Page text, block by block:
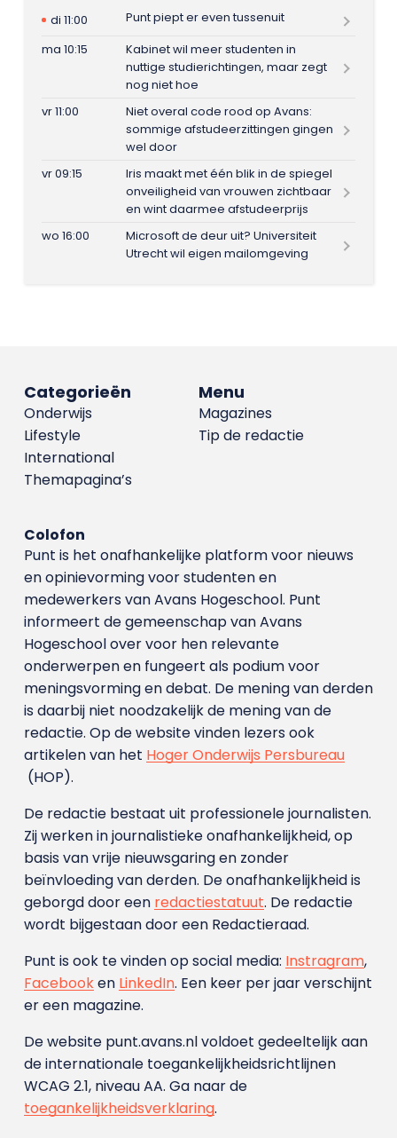
di 11:00
Punt piept er even tussenuit
ma 10:15
Kabinet wil meer studenten in
nuttige studierichtingen, maar zegt
nog niet hoe
vr 11:00
Niet overal code rood op Avans:
sommige afstudeerzittingen gingen
wel door
vr 09:15
Iris maakt met één blik in de spiegel
onveiligheid van vrouwen zichtbaar
en wint daarmee afstudeerprijs
wo 16:00
Microsoft de deur uit? Universiteit
Utrecht wil eigen mailomgeving
Menu
Magazines
Tip de redactie
Categorieën
Onderwijs
Lifestyle
International
Themapagina’s
Colofon
Punt is het onafhankelijke platform voor nieuws
en opinievorming voor studenten en
medewerkers van Avans Hoge­school. Punt
informeert de gemeenschap van Avans
Hogeschool over voor hen relevante
onderwerpen en fungeert als podium voor
meningsvorming en debat. De mening van derden
is daarbij niet noodzakelijk de mening van de
redactie. Op de website vinden lezers ook
artikelen van het Hoger Onderwijs Persbureau
(HOP).
De redactie bestaat uit professionele journalisten.
Zij werken in journalistieke onafhankelijkheid, op
basis van vrije nieuwsgaring en zonder
beïnvloeding van derden. De onafhankelijkheid is
geborgd door een redactiestatuut. De redactie
wordt bijgestaan door een Redactieraad.
Punt is ook te vinden op social media: Instragram,
Facebooken LinkedIn. Een keer per jaar verschijnt
er een magazine.
De website punt.avans.nl voldoet gedeeltelijk aan
de internationale toegankelijkheidsrichtlijnen
WCAG 2.1, niveau AA. Ga naar de
toegankelijkheidsverklaring.